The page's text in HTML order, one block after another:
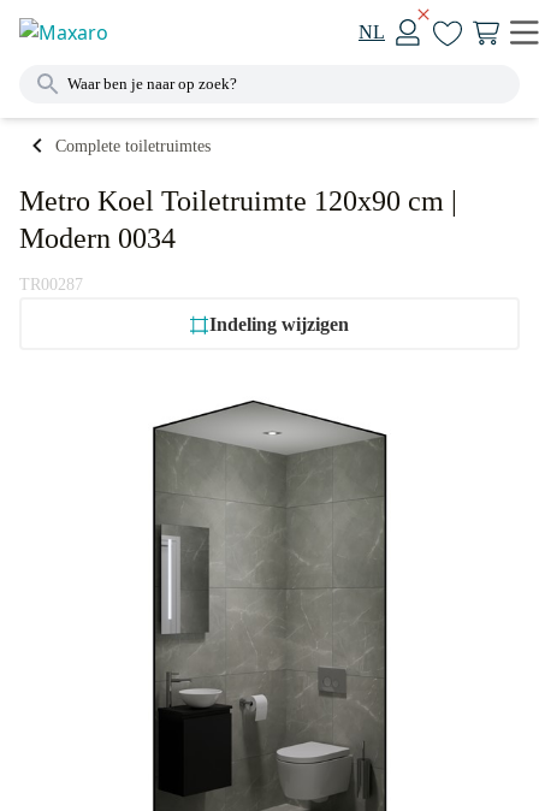
NL
Complete toiletruimtes
Metro Koel Toiletruimte 120x90 cm |
Modern 0034
TR00287
Indeling wijzigen